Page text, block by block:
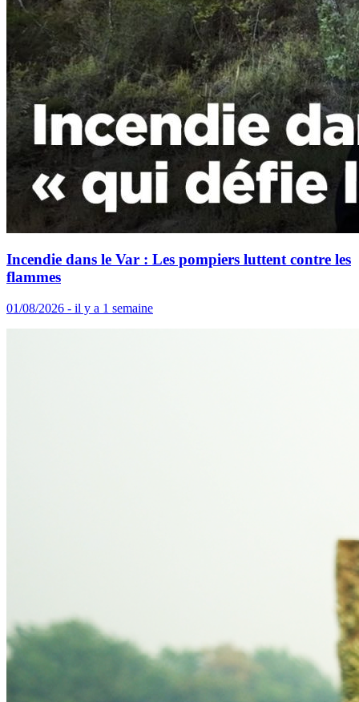
Incendie dans le Var : Les pompiers luttent contre les
flammes
01/08/2026 - il y a 1 semaine